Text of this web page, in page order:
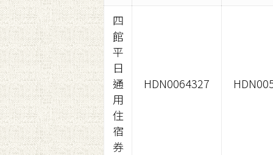
四
館
平
日
通
用
住
宿
券
HDN0064327